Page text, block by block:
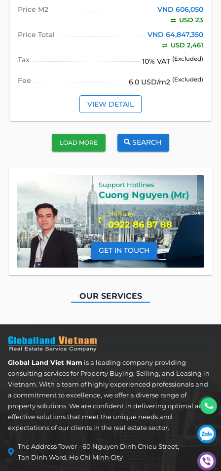
Price M2
VND 606,050
USD 23
Price Total VND 64,847,350
USD 2,461
Tax 10% VAT (Excluded)
Fee 6.0 USD/m2 (Excluded)
VIEW DETAIL
LOAD MORE SEARCH
Support Hotlines
Cuong Nguyen (Mr)
Hotline
0922 86 87 88
GET IN TOUCH
OUR SERVICES
Apartment
FOR LEASE